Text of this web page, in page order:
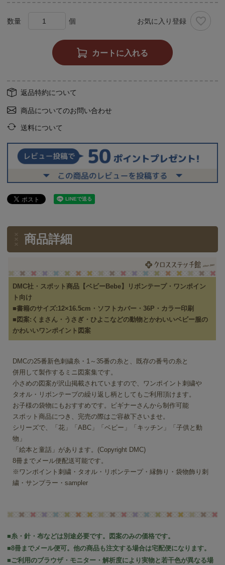
お気に入り登録
カートに入れる
返品特約について
商品についてのお問い合わせ
送料について
商品詳細
DMC社・スポット商品【ベビーBebe】リボンテープ・ワンポイン
ト向け
■書籍のサイズ:12×16.5cm・ソフトカバー・36P・カラー印刷
■図案:くまさん・うさぎ・ひよこなどの動物とかわいいベビー服の
かわいいワンポイント図案
DMCの25番新色刺繍糸・1～35番の糸と、既存の番号の糸と
併用して製作するミニ図案集です。
小さめの図案が沢山掲載されていますので、ワンポイント刺繍や
タオル・リボンテープの繰り返し柄としてもご利用頂けます。
お子様の袋物にもおすすめです。ビギナーさんから制作可能
スポット商品につき、完売の際はご容赦下さいませ。
シリーズで、「花」「ABC」「ベビー」「キッチン」「子供と動
物」
「絵本と童話」があります。(Copyright DMC)
8冊までメール便配送可能です。
※ワンポイント刺繍・タオル・リボンテープ・縁飾り・袋物飾り刺
繍・サンプラー・sampler
■糸・針・布などは別途必要です。図案のみの価格です。
■8冊までメール便可。他の商品も注文する場合は宅配便になります。
■ご利用のブラウザ・モニター・解析度により実物と若干色が異なる場